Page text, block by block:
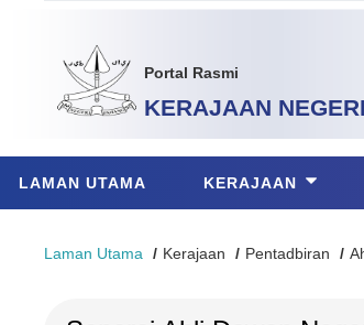
Portal Rasmi
KERAJAAN
LAMAN UTAMA KERAJAAN
Laman Utama Kerajaan Pentadbiran